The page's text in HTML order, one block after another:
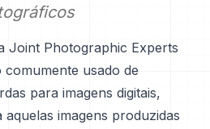
Joint Photographic Experts
usado de
para imagens digitais,
imagens produzidas